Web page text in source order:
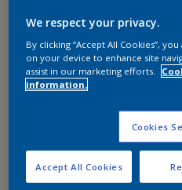
添加到工作区
We respect your privacy.
By clicking “Accept All Cookies”,
on your device to enhance site
assist in our marketing efforts.
information.
Cookies
Accept All Cookies